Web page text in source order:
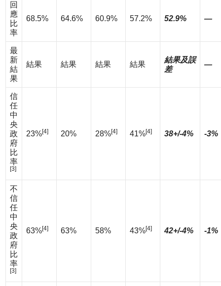
回
應
比
率
68.5% 64.6% 60.9% 57.2% 52.9% —
最
新
結
果
結果 結果 結果 結果
結果及誤
差
—
信
任
中
央
政
府
比
率
[3]
23%[4] 20% 28%[4] 41%[4] 38+/-4% -3%
不
信
任
中
央
政
府
比
率
[3]
63%[4] 63% 58% 43%[4] 42+/-4% -1%